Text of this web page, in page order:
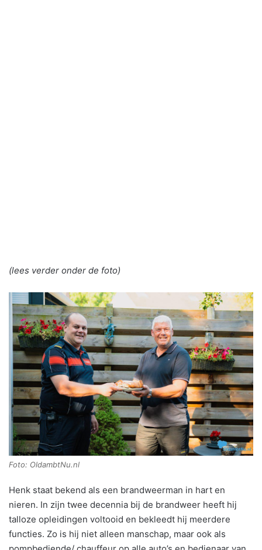
(lees verder onder de foto)
Foto: OldambtNu.nl
Henk staat bekend als een brandweerman in hart en
nieren. In zijn twee decennia bij de brandweer heeft hij
talloze opleidingen voltooid en bekleedt hij meerdere
functies. Zo is hij niet alleen manschap, maar ook als